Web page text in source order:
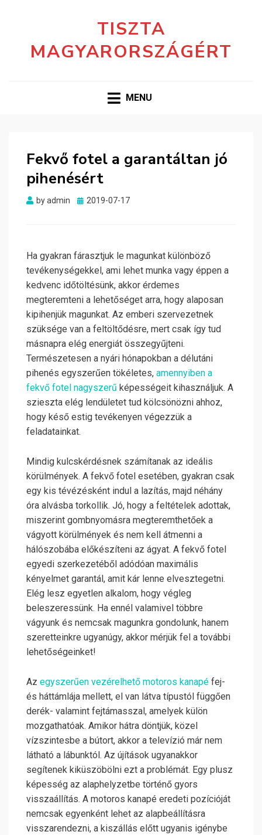
TISZTA
MAGYARORSZÁGÉRT
MENU
Fekvő fotel a garantáltan jó
pihenésért
byadmin
Posted
2019-07-17
Ha gyakran fárasztjuk le magunkat különböző
tevékenységekkel, ami lehet munka vagy éppen a
kedvenc időtöltésünk, akkor érdemes
megteremteni a lehetőséget arra, hogy alaposan
kipihenjük magunkat. Az emberi szervezetnek
szüksége van a feltöltődésre, mert csak így tud
másnapra elég energiát összegyűjteni.
Természetesen a nyári hónapokban a délutáni
pihenés egyszerűen tökéletes, amennyiben a
fekvő fotel nagyszerű képességeit kihasználjuk. A
szieszta elég lendületet tud kölcsönözni ahhoz,
hogy késő estig tevékenyen végezzük a
feladatainkat.
Mindig kulcskérdésnek számítanak az ideális
körülmények. A fekvő fotel esetében, gyakran csak
egy kis tévézésként indul a lazítás, majd néhány
óra alvásba torkollik. Jó, hogy a feltételek adottak,
miszerint gombnyomásra megteremthetőek a
vágyott körülmények és nem kell átmenni a
hálószobába előkészíteni az ágyat. A fekvő fotel
egyedi szerkezetéből adódóan maximális
kényelmet garantál, amit kár lenne elvesztegetni.
Elég lesz egyetlen alkalom, hogy végleg
beleszeressünk. Ha ennél valamivel többre
vágyunk és nemcsak magunkra gondolunk, hanem
szeretteinkre ugyanúgy, akkor mérjük fel a további
lehetőségeinket!
Az egyszerűen vezérelhető motoros kanapé fej-
és háttámlája mellett, el van látva típustól függően
derék- valamint fejtámasszal, amelyek külön
mozgathatóak. Amikor hátra döntjük, közel
vízszintesbe a bútort, akkor a televízió már nem
látható a lábunktól. Az újítások ugyanakkor
segítenek kiküszöbölni ezt a problémát. Egy plusz
képesség az alaphelyzetbe történő gyors
visszaállítás. A motoros kanapé eredeti pozícióját
nemcsak egyenként lehet az alapbeállításra
visszarendezni, a kiszállás előtt ugyanis igénybe